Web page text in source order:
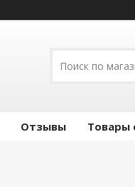
Отзывы Товары